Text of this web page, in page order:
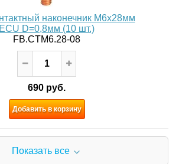
наконечник M6х28мм
ECU D=0,8мм (10 шт.)
FB.CTM6.28-08
690 руб.
Добавить в корзину
Показать все